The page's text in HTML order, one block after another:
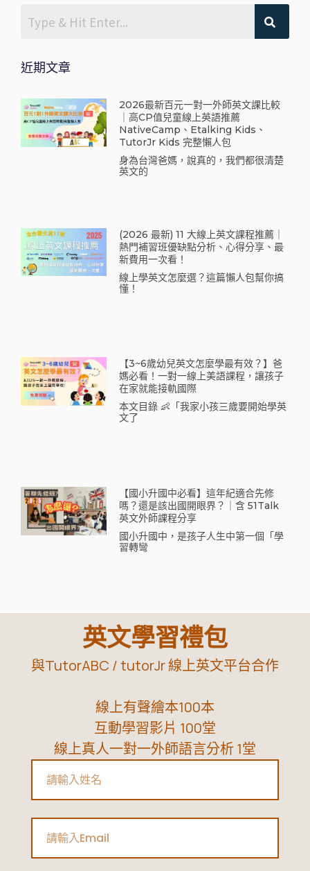
近期文章
2026最新百元一對一外師英文課比較
｜高CP值兒童線上英語推薦
NativeCamp、Etalking Kids、
TutorJr Kids 完整懶人包
身為台灣爸媽，說真的，我們都很清楚
英文的
(2026 最新) 11 大線上英文課程推薦｜
熱門補習班優缺點分析、心得分享、最
新費用一次看！
線上學英文怎麼選？這篇懶人包幫你搞
懂！
【3~6歲幼兒英文怎麼學最有效？】爸
媽必看！一對一線上美語課程，讓孩子
在家就能接軌國際
本文目錄 👶「我家小孩三歲要開始學英
文了
【國小升國中必看】這年紀適合先修
嗎？還是該出國開眼界？｜含 51Talk
英文外師課程分享
國小升國中，是孩子人生中第一個「學
習轉彎
英文學習禮包
與TutorABC / tutorJr 線上英文平台合作
線上有聲繪本100本
互動學習影片 100堂
線上真人一對一外師語言分析 1堂